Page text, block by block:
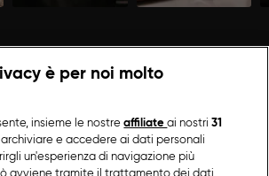
è per noi molto
insieme le nostreaffiliateai nostri31
e accedere ai dati personali
un'esperienza di navigazione più